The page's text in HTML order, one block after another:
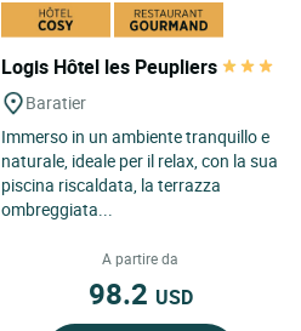
Logis Hôtel les Peupliers
Baratier
Immerso in un ambiente tranquillo e
naturale, ideale per il relax, con la sua
piscina riscaldata, la terrazza
ombreggiata...
A partire da
98.2 USD